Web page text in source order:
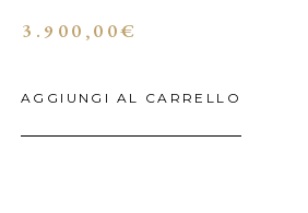
3.900,00€
AGGIUNGI AL CARRELLO